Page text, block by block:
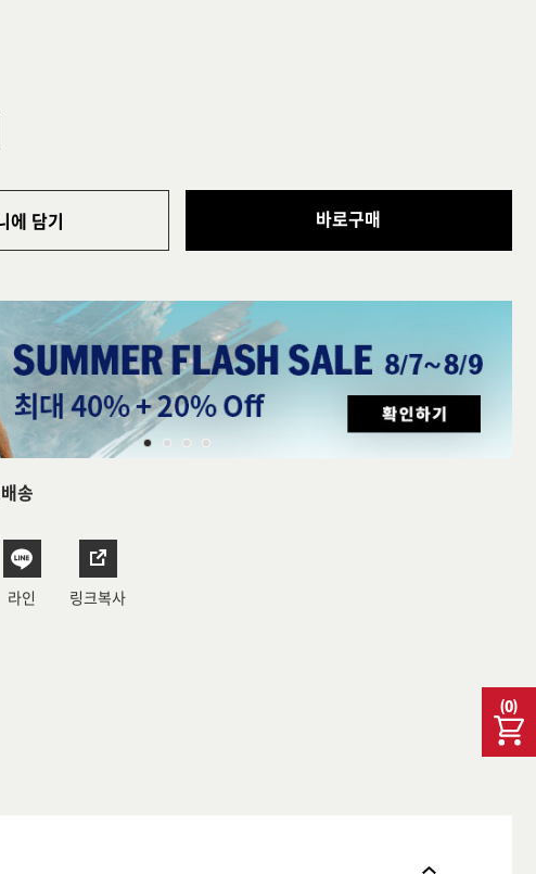
(0)
에 담기 바로구매
송
라인 링크복사